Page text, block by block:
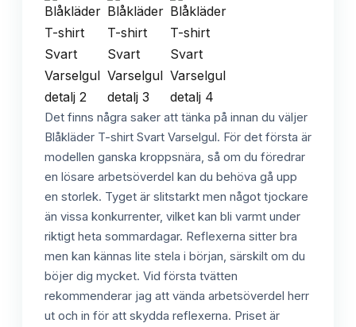
Det finns några saker att tänka på innan du väljer
Blåkläder T-shirt Svart Varselgul. För det första är
modellen ganska kroppsnära, så om du föredrar
en lösare arbetsöverdel kan du behöva gå upp
en storlek. Tyget är slitstarkt men något tjockare
än vissa konkurrenter, vilket kan bli varmt under
riktigt heta sommardagar. Reflexerna sitter bra
men kan kännas lite stela i början, särskilt om du
böjer dig mycket. Vid första tvätten
rekommenderar jag att vända arbetsöverdel herr
ut och in för att skydda reflexerna. Priset är